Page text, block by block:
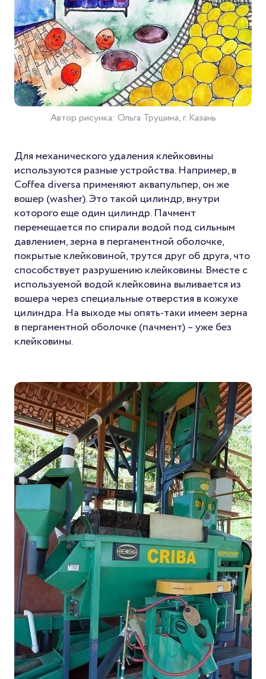
Автор рисунка: Ольга Трушина, г. Казань
Для механического удаления клейковины
используются разные устройства. Например, в
Coffea diversa применяют аквапульпер, он же
вошер (washer). Это такой цилиндр, внутри
которого еще один цилиндр. Пачмент
перемещается по спирали водой под сильным
давлением, зерна в пергаментной оболочке,
покрытые клейковиной, трутся друг об друга, что
способствует разрушению клейковины. Вместе с
используемой водой клейковина выливается из
вошера через специальные отверстия в кожухе
цилиндра. На выходе мы опять-таки имеем зерна
в пергаментной оболочке (пачмент) – уже без
клейковины.